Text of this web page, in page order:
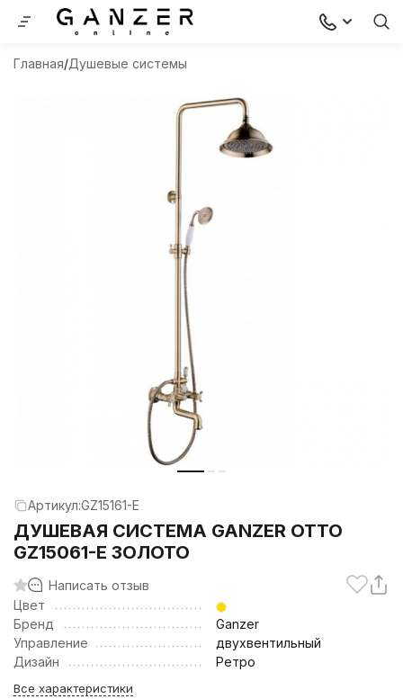
Главная Душевые системы
Артикул:GZ15161-E
ДУШЕВАЯ СИСТЕМА GANZER OTTO
GZ15061-E ЗОЛОТО
Написать отзыв
Цвет
Бренд
Ganzer
Управление
двухвентильный
Дизайн
Ретро
Все характеристики